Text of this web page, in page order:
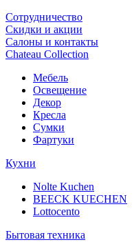
Сотрудничество
Скидки и акции
Салоны и контакты
Chateau Collection
Мебель
Освещение
Декор
Кресла
Сумки
Фартуки
Кухни
Nolte Kuchen
BEECK KUECHEN
Lottocento
Бытовая техника